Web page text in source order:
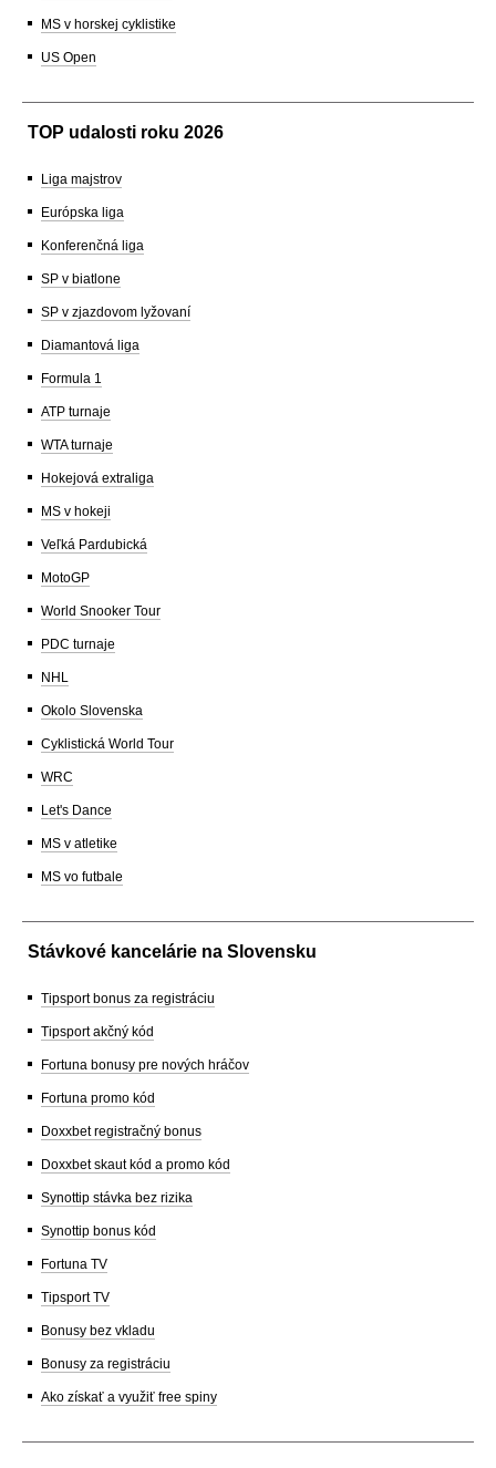
MS v horskej cyklistike
US Open
TOP udalosti roku 2026
Liga majstrov
Európska liga
Konferenčná liga
SP v biatlone
SP v zjazdovom lyžovaní
Diamantová liga
Formula 1
ATP turnaje
WTA turnaje
Hokejová extraliga
MS v hokeji
Veľká Pardubická
MotoGP
World Snooker Tour
PDC turnaje
NHL
Okolo Slovenska
Cyklistická World Tour
WRC
Let's Dance
MS v atletike
MS vo futbale
Stávkové kancelárie na Slovensku
Tipsport bonus za registráciu
Tipsport akčný kód
Fortuna bonusy pre nových hráčov
Fortuna promo kód
Doxxbet registračný bonus
Doxxbet skaut kód a promo kód
Synottip stávka bez rizika
Synottip bonus kód
Fortuna TV
Tipsport TV
Bonusy bez vkladu
Bonusy za registráciu
Ako získať a využiť free spiny